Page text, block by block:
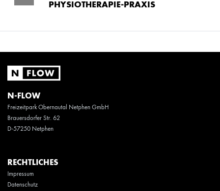
PHYSIOTHERAPIE-PRAXIS
N-FLOW
Freizeitpark Obernautal Netphen GmbH
Brauersdorfer Str. 62
D-57250 Netphen
RECHTLICHES
Impressum
Datenschutz